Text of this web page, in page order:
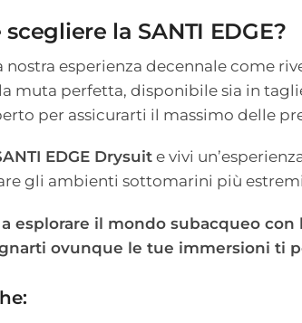
scegliere la SANTI EDGE?
nostra esperienza decennale come
muta perfetta, disponibile sia in
per assicurarti il massimo delle
EDGE Drysuite vivi
gli ambienti sottomarini più
esplorare il mondo subacqueo
ovunque le tue immersioni ti